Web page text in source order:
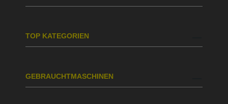
TOP KATEGORIEN
GEBRAUCHTMASCHINEN